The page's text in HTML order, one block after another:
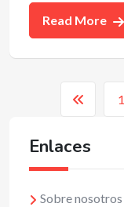
Read More
1
Enlaces
Sobre nosotros